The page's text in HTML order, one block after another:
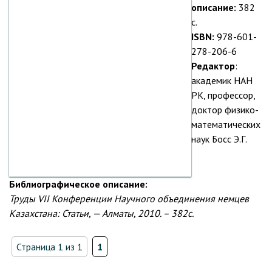
описание: 382
с.
ISBN: 978-601-
278-206-6
Редактор:
академик НАН
РК, профессор,
доктор физико-
математических
наук Босс Э.Г.
Библиографическое описание:
Труды VII Конференции Научного объединения немцев
Казахстана: Статьи, — Алматы, 2010. – 382с.
Страница 1 из 1 1